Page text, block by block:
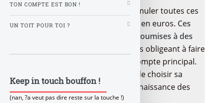
Il ne s’agit évidemment pas de cumuler toutes ces
offres pour empocher ces primes en euros. Ces
offres de bienvenue sont toutes soumises à des
, parfois obligeant à faire
du compte courant ouvert, son compte principal.
Toutefois cela devrait permettre de choisir sa
banque plus sereinement, en connaissance des
offres de la concurrence.
TON COMPTE EST BON !
UN TOIT POUR TOI ?
Keep in touch bouffon !
(nan, ?a veut pas dire reste sur la touche !)